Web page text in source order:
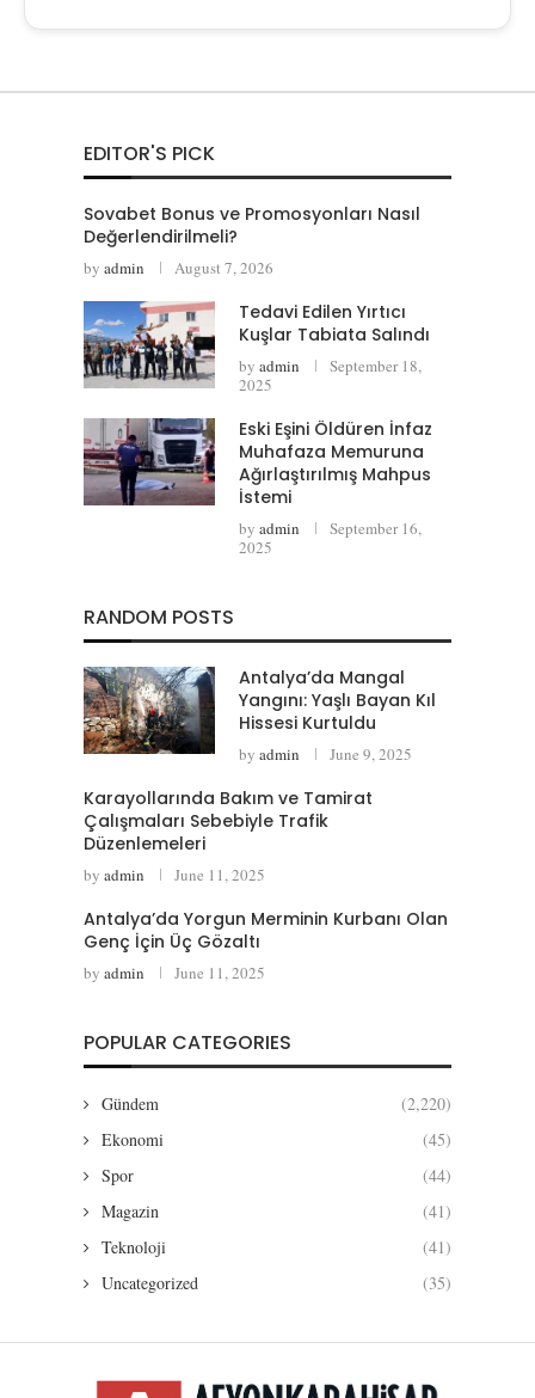
EDITOR'S PICK
Sovabet Bonus ve Promosyonları Nasıl
Değerlendirilmeli?
by admin August 7, 2026
Tedavi Edilen Yırtıcı
Kuşlar Tabiata Salındı
by admin
September 18,
2025
Eski Eşini Öldüren İnfaz
Muhafaza Memuruna
Ağırlaştırılmış Mahpus
İstemi
by admin
September 16,
2025
RANDOM POSTS
Antalya’da Mangal
Yangını: Yaşlı Bayan Kıl
Hissesi Kurtuldu
by admin June 9, 2025
Karayollarında Bakım ve Tamirat
Çalışmaları Sebebiyle Trafik
Düzenlemeleri
by admin June 11, 2025
Antalya’da Yorgun Merminin Kurbanı Olan
Genç İçin Üç Gözaltı
by admin June 11, 2025
POPULAR CATEGORIES
Gündem
(2,220)
Ekonomi
(45)
Spor
(44)
Magazin
(41)
Teknoloji
(41)
Uncategorized
(35)